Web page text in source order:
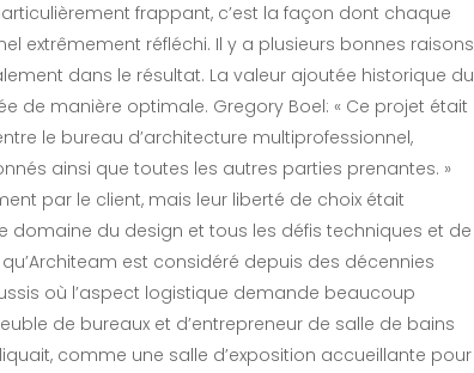
frappant, c’est la façon dont chaque
extrêmement réfléchi. Il y a plusieurs bonnes raisons
dans le résultat. La valeur ajoutée historique du
de manière optimale. Gregory Boel: « Ce projet était
le bureau d’architecture multiprofessionnel,
ainsi que toutes les autres parties prenantes. »
par le client, mais leur liberté de choix était
domaine du design et tous les défis techniques et de
est considéré depuis des décennies
où l’aspect logistique demande beaucoup
de bureaux et d’entrepreneur de salle de bains
comme une salle d’exposition accueillante pour